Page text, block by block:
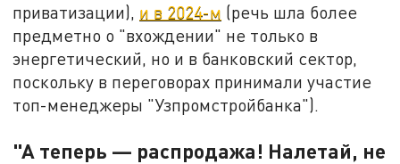
приватизации), и в 2024-м (речь шла более
предметно о "вхождении" не только в
энергетический, но и в банковский сектор,
поскольку в переговорах принимали участие
топ-менеджеры "Узпромстройбанка").
"А теперь — распродажа! Налетай, не